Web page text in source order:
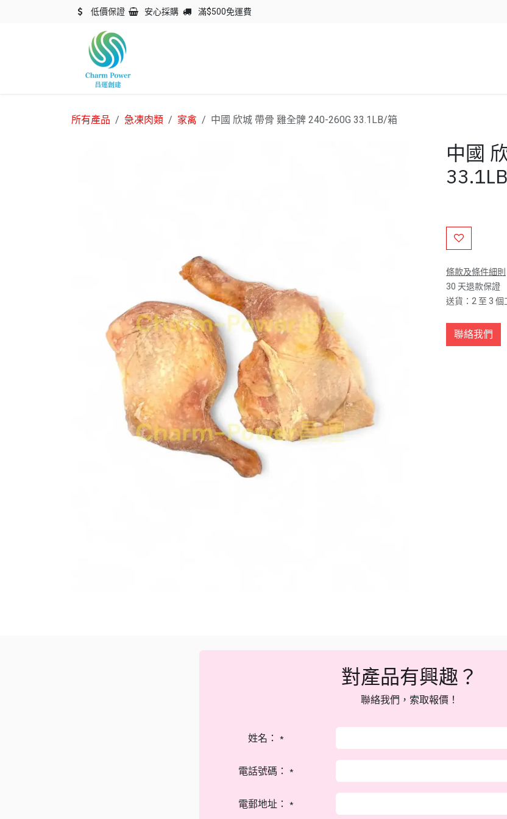
低價保證 安心採購 滿$500免運費
所有產品 急凍肉類 家禽 中國 欣城 帶骨 雞全髀 240-260G 33.1LB/箱
中國
條款及條件細則
30 天退款保證
送貨：2 至 3 個
聯絡我們
對產品有興趣？
聯絡我們，索取報價！
姓名： *
電話號碼： *
電郵地址： *